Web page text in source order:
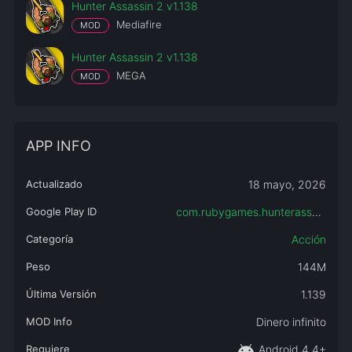
Hunter Assassin 2 v1.138
MOD Mediafire
Hunter Assassin 2 v1.138
MOD MEGA
APP INFO
Actualizado 18 mayo, 2026
Google Play ID com.rubygames.hunterassassin2
Categoría Acción
Peso 144M
Última Versión 1.139
MOD Info Dinero infinito
Requiere Android 4.4+